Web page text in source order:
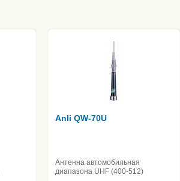
Anli QW-70U
Антенна автомобильная
диапазона UHF (400-512)